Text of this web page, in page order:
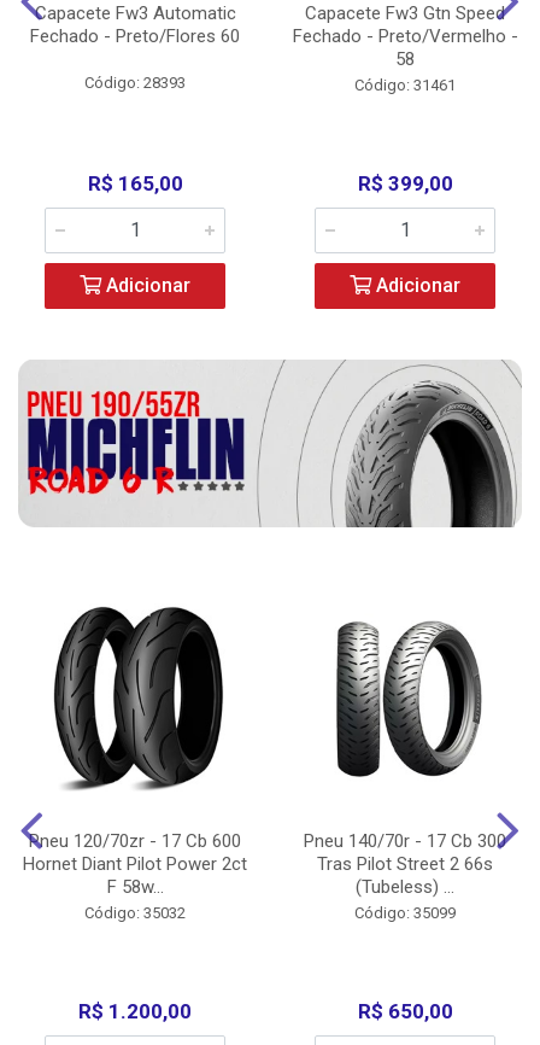
Capacete Fw3 Automatic
Fechado - Preto/Flores 60
Código: 28393
R$ 165,00
Adicionar
Capacete Fw3 Gtn Speed
Fechado - Preto/Vermelho -
58
Código: 31461
R$ 399,00
Adicionar
Pneu 120/70zr - 17 Cb 600
Hornet Diant Pilot Power 2ct
F 58w...
Código: 35032
R$ 1.200,00
Pneu 140/70r - 17 Cb 300
Tras Pilot Street 2 66s
(Tubeless) ...
Código: 35099
R$ 650,00